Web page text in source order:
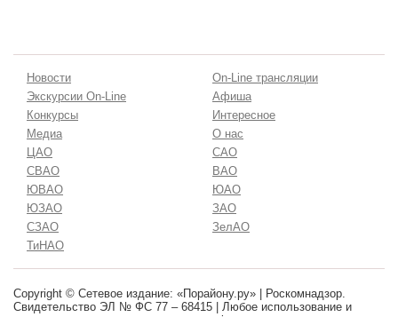
Новости
On-Line трансляции
Экскурсии On-Line
Афиша
Конкурсы
Интересное
Медиа
О нас
ЦАО
САО
СВАО
ВАО
ЮВАО
ЮАО
ЮЗАО
ЗАО
СЗАО
ЗелАО
ТиНАО
Copyright © Сетевое издание: «Порайону.ру» | Роскомнадзор.
Свидетельство ЭЛ № ФС 77 – 68415 | Любое использование и